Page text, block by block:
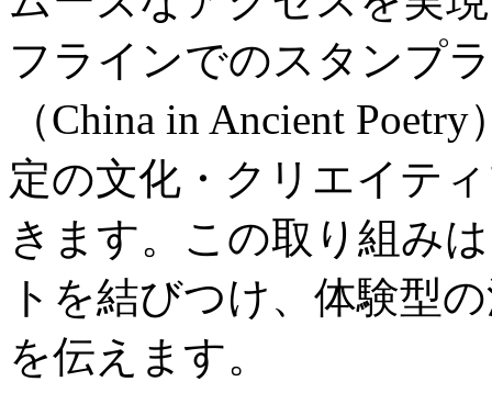
フラインでのスタンプ
（China in Ancient
定の文化・クリエイテ
きます。この取り組み
トを結びつけ、体験型
を伝えます。